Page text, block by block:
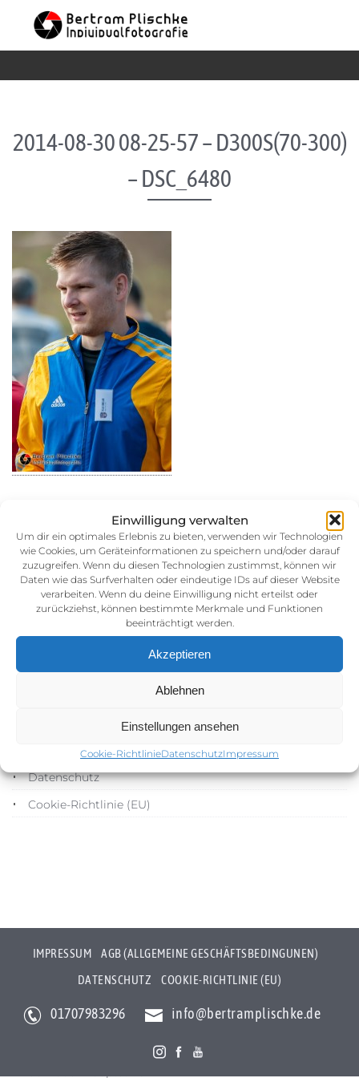
Einwilligung verwalten
Um dir ein optimales Erlebnis zu bieten, verwenden wir Technologien
wie Cookies, um Geräteinformationen zu speichern und/oder darauf
zuzugreifen. Wenn du diesen Technologien zustimmst, können wir
Daten wie das Surfverhalten oder eindeutige IDs auf dieser Website
verarbeiten. Wenn du deine Einwilligung nicht erteilst oder
zurückziehst, können bestimmte Merkmale und Funktionen
beeinträchtigt werden.
Akzeptieren
Ablehnen
Einstellungen ansehen
Cookie-RichtlinieDatenschutzImpressum
Skip to content
2014-08-30 08-25-57 – D300S(70-300)
– DSC_6480
30. August 2014
Kategorie:
AGB (Allgemeine Geschäftsbedingunen)
Datenschutz
Cookie-Richtlinie (EU)
IMPRESSUM
AGB (ALLGEMEINE GESCHÄFTSBEDINGUNEN)
DATENSCHUTZ
COOKIE-RICHTLINIE (EU)
01707983296 info@bertramplischke.de
Bertram Plischke Individualfotografie